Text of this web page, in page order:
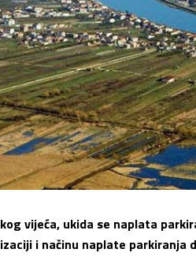
vijeća, ukida se naplata
i načinu naplate parkiranja